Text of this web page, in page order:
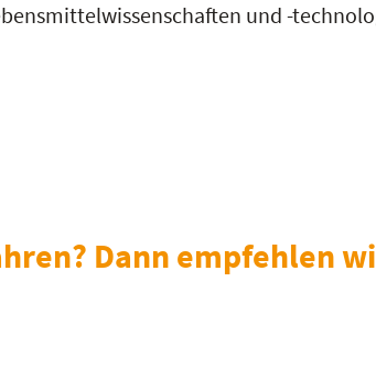
und -
Dann empfehlen